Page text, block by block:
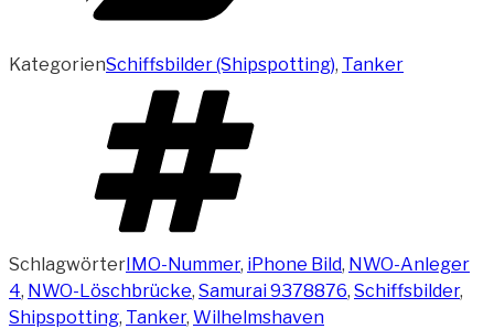
KategorienSchiffsbilder (Shipspotting), Tanker
SchlagwörterIMO-Nummer, iPhone Bild, NWO-Anleger
4, NWO-Löschbrücke, Samurai 9378876, Schiffsbilder,
Shipspotting, Tanker, Wilhelmshaven